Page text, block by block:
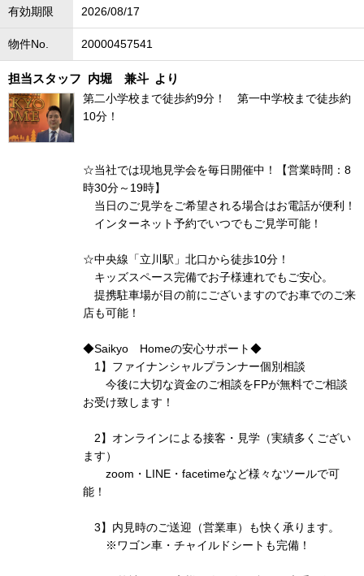
有効期限 2026/08/17
物件No. 20000457541
担当スタッフ 内堀 兼斗 より
第二小学校まで徒歩約9分！ 第一中学校まで徒歩約
10分！
☆当社では現地見学会を毎日開催中！【営業時間：8
時30分～19時】
当日のご見学をご希望される場合はお電話が便利！
インターネット予約でいつでもご見学可能！
☆中央線「立川駅」北口から徒歩10分！
キッズスペース完備でお子様連れでもご安心。
提携駐車場が目の前にございますのでお車でのご来
店も可能！
◆Saikyo Homeの安心サポート◆
1】ファイナンシャルプランナー個別相談
今後に大切な資金のご相談をFPが無料でご相談
お受け致します！
2】オンラインによる接客・見学（実績多くござい
ます）
zoom・LINE・facetimeなど様々なツールで可
能！
3】内見時のご送迎（営業車）も快く承ります。
※ワゴン車・チャイルドシートも完備！